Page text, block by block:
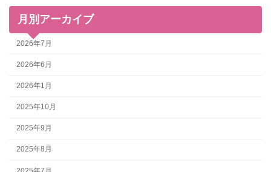
月別アーカイブ
2026年7月
2026年6月
2026年1月
2025年10月
2025年9月
2025年8月